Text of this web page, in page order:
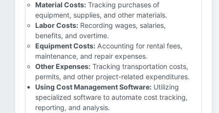
Material Costs: Tracking purchases of
equipment, supplies, and other materials.
Labor Costs: Recording wages, salaries,
benefits, and overtime.
Equipment Costs: Accounting for rental fees,
maintenance, and repair expenses.
Other Expenses: Tracking transportation costs,
permits, and other project-related expenditures.
Using Cost Management Software: Utilizing
specialized software to automate cost tracking,
reporting, and analysis.